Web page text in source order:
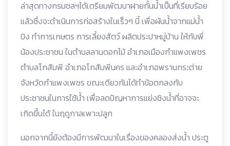
ล่าสุดทางกรมชลฯได้เตรียมพัฒนาฝายกั้นน้ำเป็นที่เรียบร้อย
แล้วซึ่งจะดำเนินการก่อสร้างในเร็วๆ นี้ เพื่อผันน้ำจากแม่น้ำ
ปิง ทำการเกษตร การเลี้ยงสัตว์ ผลิตประปาหมู่บ้าน ให้กับพี่
น้องประชาชน ในตำบลลานดอกไม้ อำเภอเมืองกำแพงเพชร
ตำบลโกสัมพี อำเภอโกสัมพีนคร และอำเภอพรานกระต่าย
จังหวัดกำแพงเพชร ขณะเดียวกันได้ทำข้อตกลงกับ
ประชาชนในการใช้น้ำ เพื่อลดปัญหาการแย่งชิงน้ำที่อาจจะ
เกิดขึ้นได้ ในฤดูกาลเพาะปลูก
นอกจากนี้ยังต้องมีการพัฒนาในเรื่องของคลองส่งน้ำ ประตู